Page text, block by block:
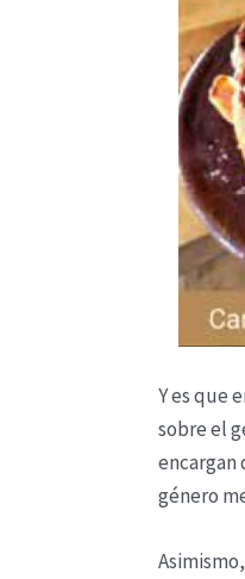
Y es que
sobre el
encargan
género